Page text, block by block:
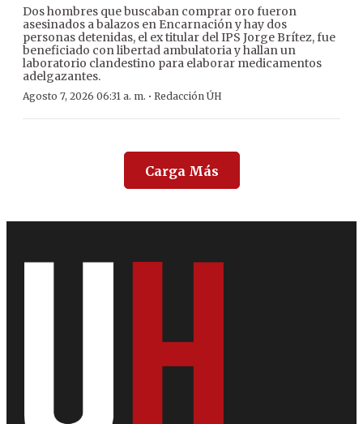
Dos hombres que buscaban comprar oro fueron
asesinados a balazos en Encarnación y hay dos
personas detenidas, el ex titular del IPS Jorge Brítez, fue
beneficiado con libertad ambulatoria y hallan un
laboratorio clandestino para elaborar medicamentos
adelgazantes.
Agosto 7, 2026 06:31 a. m. · Redacción ÚH
Carga Más